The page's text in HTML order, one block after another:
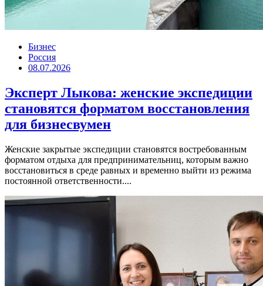
Бизнес
Россия
08.07.2026
Эксперт Лыкова: женские экспедиции
становятся форматом восстановления
для бизнесвумен
Женские закрытые экспедиции становятся востребованным
форматом отдыха для предпринимательниц, которым важно
восстановиться в среде равных и временно выйти из режима
постоянной ответственности....